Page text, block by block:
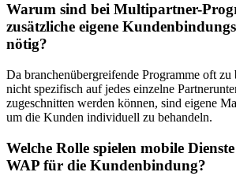
Warum sind bei Multipartner-
zusätzliche eigene
nötig?
Da branchenübergreifende Programme oft zu
nicht spezifisch auf jedes einzelne
zugeschnitten werden können, sind eigene
um die Kunden individuell zu behandeln.
Welche Rolle spielen mobile
WAP für die Kundenbindung?